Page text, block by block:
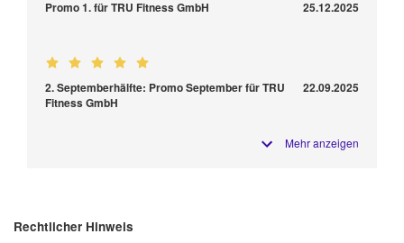
Promo 1. für TRU Fitness GmbH 25.12.2025
2. Septemberhälfte: Promo September für TRU
Fitness GmbH
22.09.2025
Mehr anzeigen
Rechtlicher Hinweis